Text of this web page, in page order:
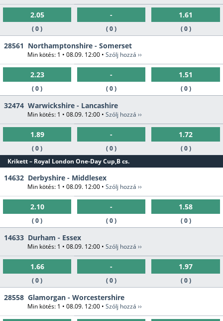
2.05
( 0 )
-
( 0 )
1.61
( 0 )
28561 Northamptonshire - Somerset
Min kötés: 1 • 08.09. 12:00 • Szólj hozzá ››
2.23
( 0 )
-
( 0 )
1.51
( 0 )
32474 Warwickshire - Lancashire
Min kötés: 1 • 08.09. 12:00 • Szólj hozzá ››
1.89
( 0 )
-
( 0 )
1.72
( 0 )
Krikett – Royal London One-Day Cup,B cs.
14632 Derbyshire - Middlesex
Min kötés: 1 • 08.09. 12:00 • Szólj hozzá ››
2.10
( 0 )
-
( 0 )
1.58
( 0 )
14633 Durham - Essex
Min kötés: 1 • 08.09. 12:00 • Szólj hozzá ››
1.66
( 0 )
-
( 0 )
1.97
( 0 )
28558 Glamorgan - Worcestershire
Min kötés: 1 • 08.09. 12:00 • Szólj hozzá ››